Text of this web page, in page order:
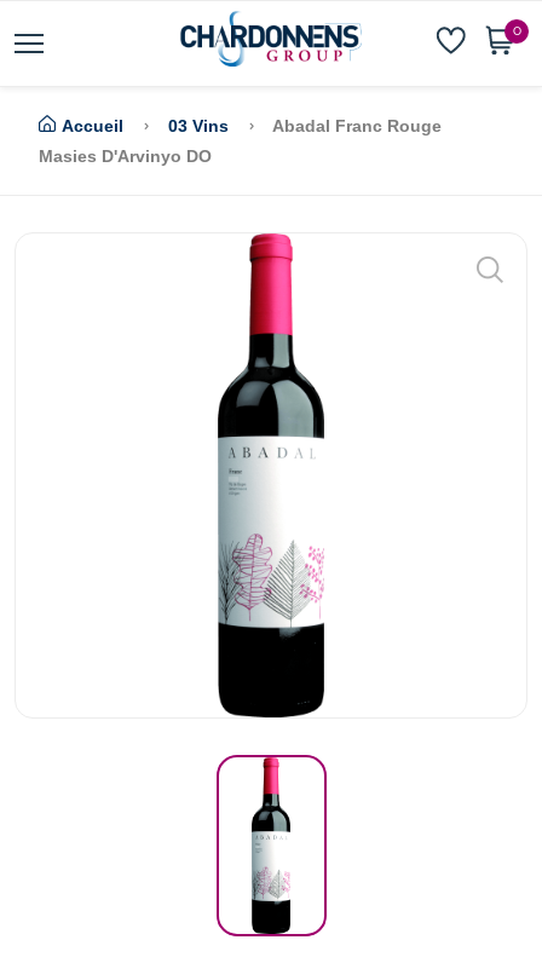
0
Accueil 03 Vins
Abadal Franc Rouge
Masies D'Arvinyo DO